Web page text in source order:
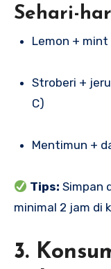
Sehari-
Lemon +
Stroberi +
C)
Mentimun +
Tips: Simpan
minimal 2 jam di
3.